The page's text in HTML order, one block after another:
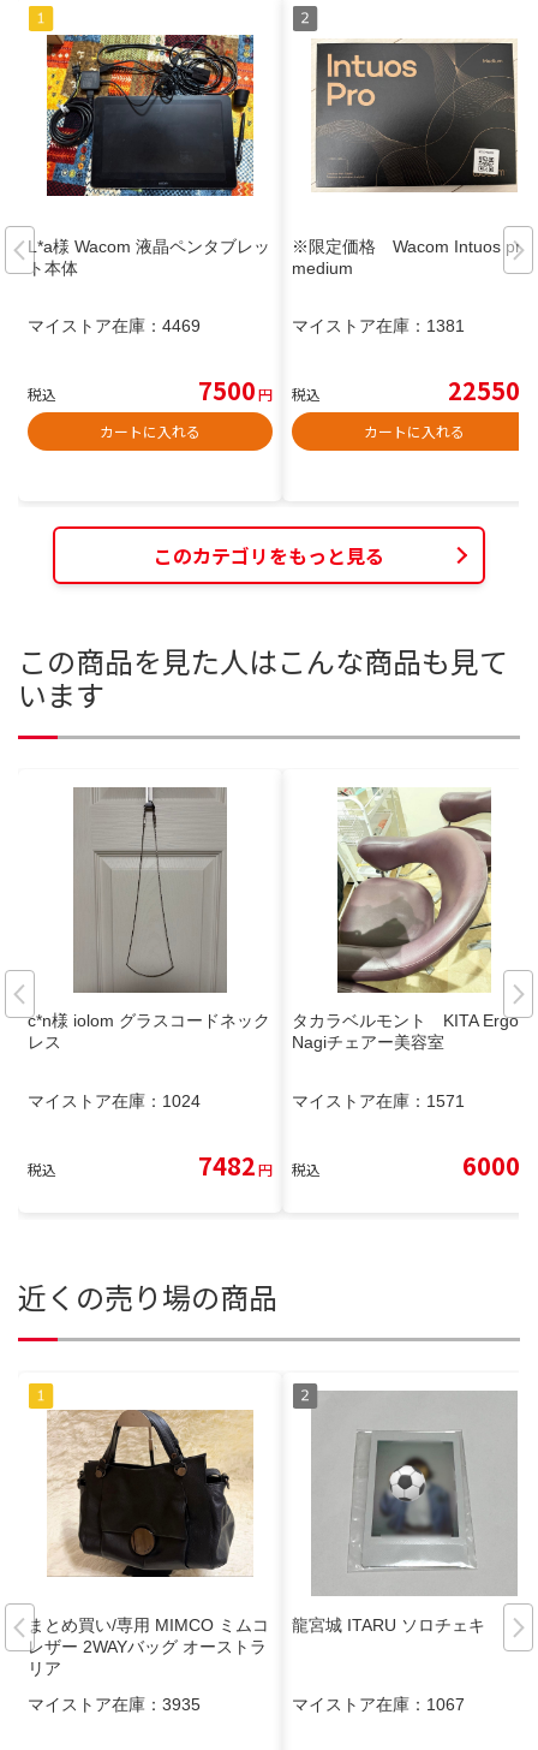
L*a様 Wacom 液晶ペンタブレッ
ト本体
マイストア在庫： 4469
税込 7500円
カートに入れる
※限定価格 Wacom Intuos pro
medium
マイストア在庫： 1381
税込 22550
カートに入れる
このカテゴリをもっと見る
この商品を見た人はこんな商品も見て
います
c*n様 iolom グラスコードネック
レス
マイストア在庫： 1024
税込 7482円
タカラベルモント KITA Ergo II
Nagiチェアー美容室
マイストア在庫： 1571
税込 6000
近くの売り場の商品
まとめ買い/専用 MIMCO ミムコ
レザー 2WAYバッグ オーストラ
リア
マイストア在庫： 3935
龍宮城 ITARU ソロチェキ
マイストア在庫： 1067